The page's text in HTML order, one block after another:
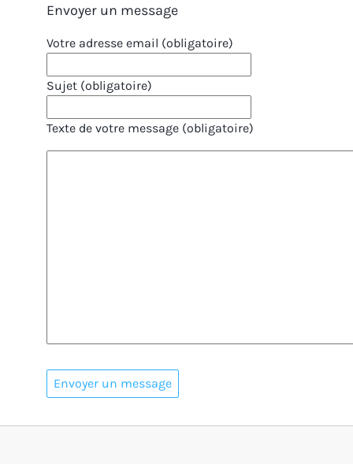
Envoyer un message
Votre adresse email (obligatoire)
Sujet (obligatoire)
Texte de votre message (obligatoire)